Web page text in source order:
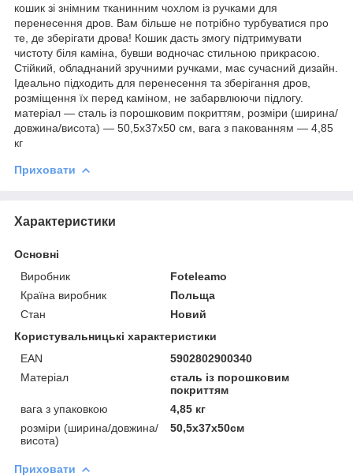
кошик зі знімним тканинним чохлом із ручками для
перенесення дров. Вам більше не потрібно турбуватися про
те, де зберігати дрова! Кошик дасть змогу підтримувати
чистоту біля каміна, бувши водночас стильною прикрасою.
Стійкий, обладнаний зручними ручками, має сучасний дизайн.
Ідеально підходить для перенесення та зберігання дров,
розміщення їх перед каміном, не забарвлюючи підлогу.
матеріал — сталь із порошковим покриттям, розміри (ширина/
довжина/висота) — 50,5х37х50 см, вага з пакованням — 4,85
кг
Приховати
Характеристики
Основні
Виробник
Foteleamo
Країна виробник
Польща
Стан
Новий
Користувальницькі характеристики
EAN
5902802900340
Матеріал
сталь із порошковим
покриттям
вага з упаковкою
4,85 кг
розміри (ширина/довжина/
висота)
50,5х37х50см
Приховати